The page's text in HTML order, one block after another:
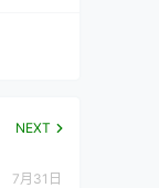
NEXT
7月31日